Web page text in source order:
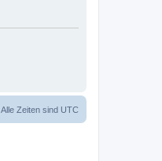
Alle Zeiten sind UTC